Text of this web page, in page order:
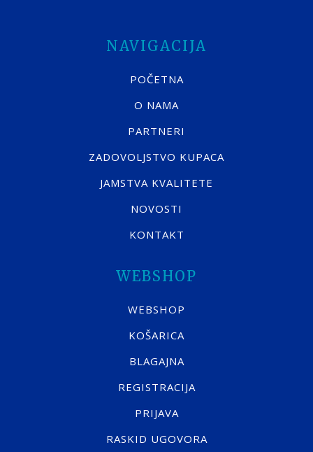
NAVIGACIJA
POČETNA
O NAMA
PARTNERI
ZADOVOLJSTVO KUPACA
JAMSTVA KVALITETE
NOVOSTI
KONTAKT
WEBSHOP
WEBSHOP
KOŠARICA
BLAGAJNA
REGISTRACIJA
PRIJAVA
RASKID UGOVORA